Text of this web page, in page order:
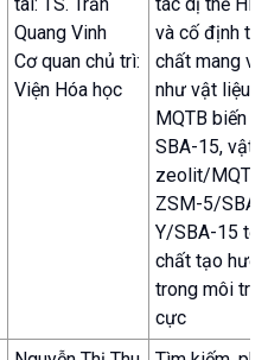
Quang Vinh
Cơ quan chủ trì:
Viện Hóa học
và cố định
chất mang
như vật liệu
MQTB biến
SBA-15, vật
zeolit/MQTB
ZSM-5/SBA-
Y/SBA-15
chất tạo
trong môi
cực